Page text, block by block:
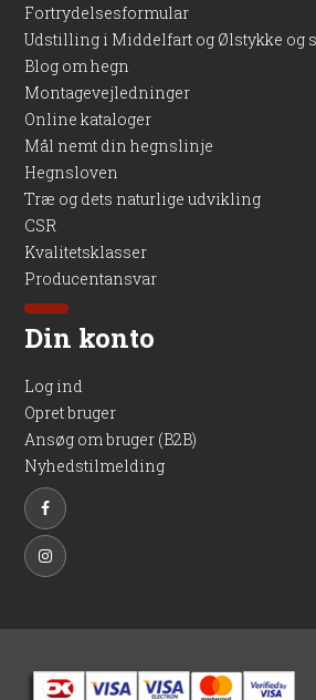
Fortrydelsesformular
Udstilling i Middelfart og Ølstykke og
Blog om hegn
Montagevejledninger
Online kataloger
Mål nemt din hegnslinje
Hegnsloven
Træ og dets naturlige udvikling
CSR
Kvalitetsklasser
Producentansvar
Din konto
Log ind
Opret bruger
Ansøg om bruger (B2B)
Nyhedstilmelding